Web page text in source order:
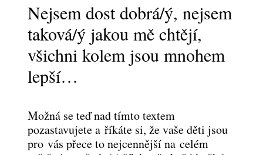
Nejsem dost dobrá/ý, nejsem
taková/ý jakou mě chtějí,
všichni kolem jsou mnohem
lepší…
Možná se teď nad tímto textem
pozastavujete a říkáte si, že vaše děti jsou
pro vás přece to nejcennější na celém